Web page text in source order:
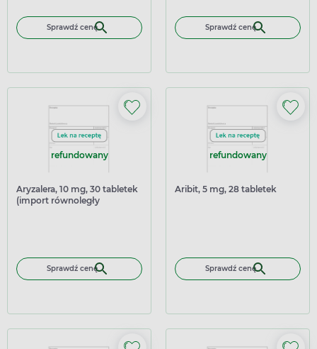
Sprawdź cenę Sprawdź cenę
refundowany
Aryzalera, 10 mg, 30 tabletek
(import równoległy
Sprawdź cenę
refundowany
Aribit, 5 mg, 28 tabletek
Sprawdź cenę